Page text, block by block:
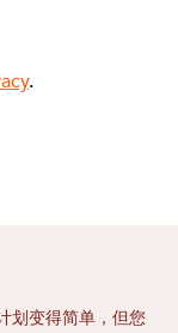
划变得简单，但您